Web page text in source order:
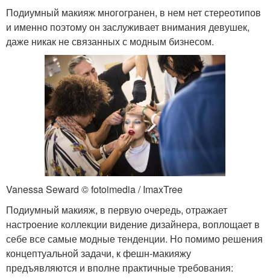
Подиумный макияж многогранен, в нем нет стереотипов
и именно поэтому он заслуживает внимания девушек,
даже никак не связанных с модным бизнесом.
Vanessa Seward © fotoimedia / ImaxTree
Подиумный макияж, в первую очередь, отражает
настроение коллекции видение дизайнера, воплощает в
себе все самые модные тенденции. Но помимо решения
концептуальной задачи, к фешн-макияжу
предъявляются и вполне практичные требования: